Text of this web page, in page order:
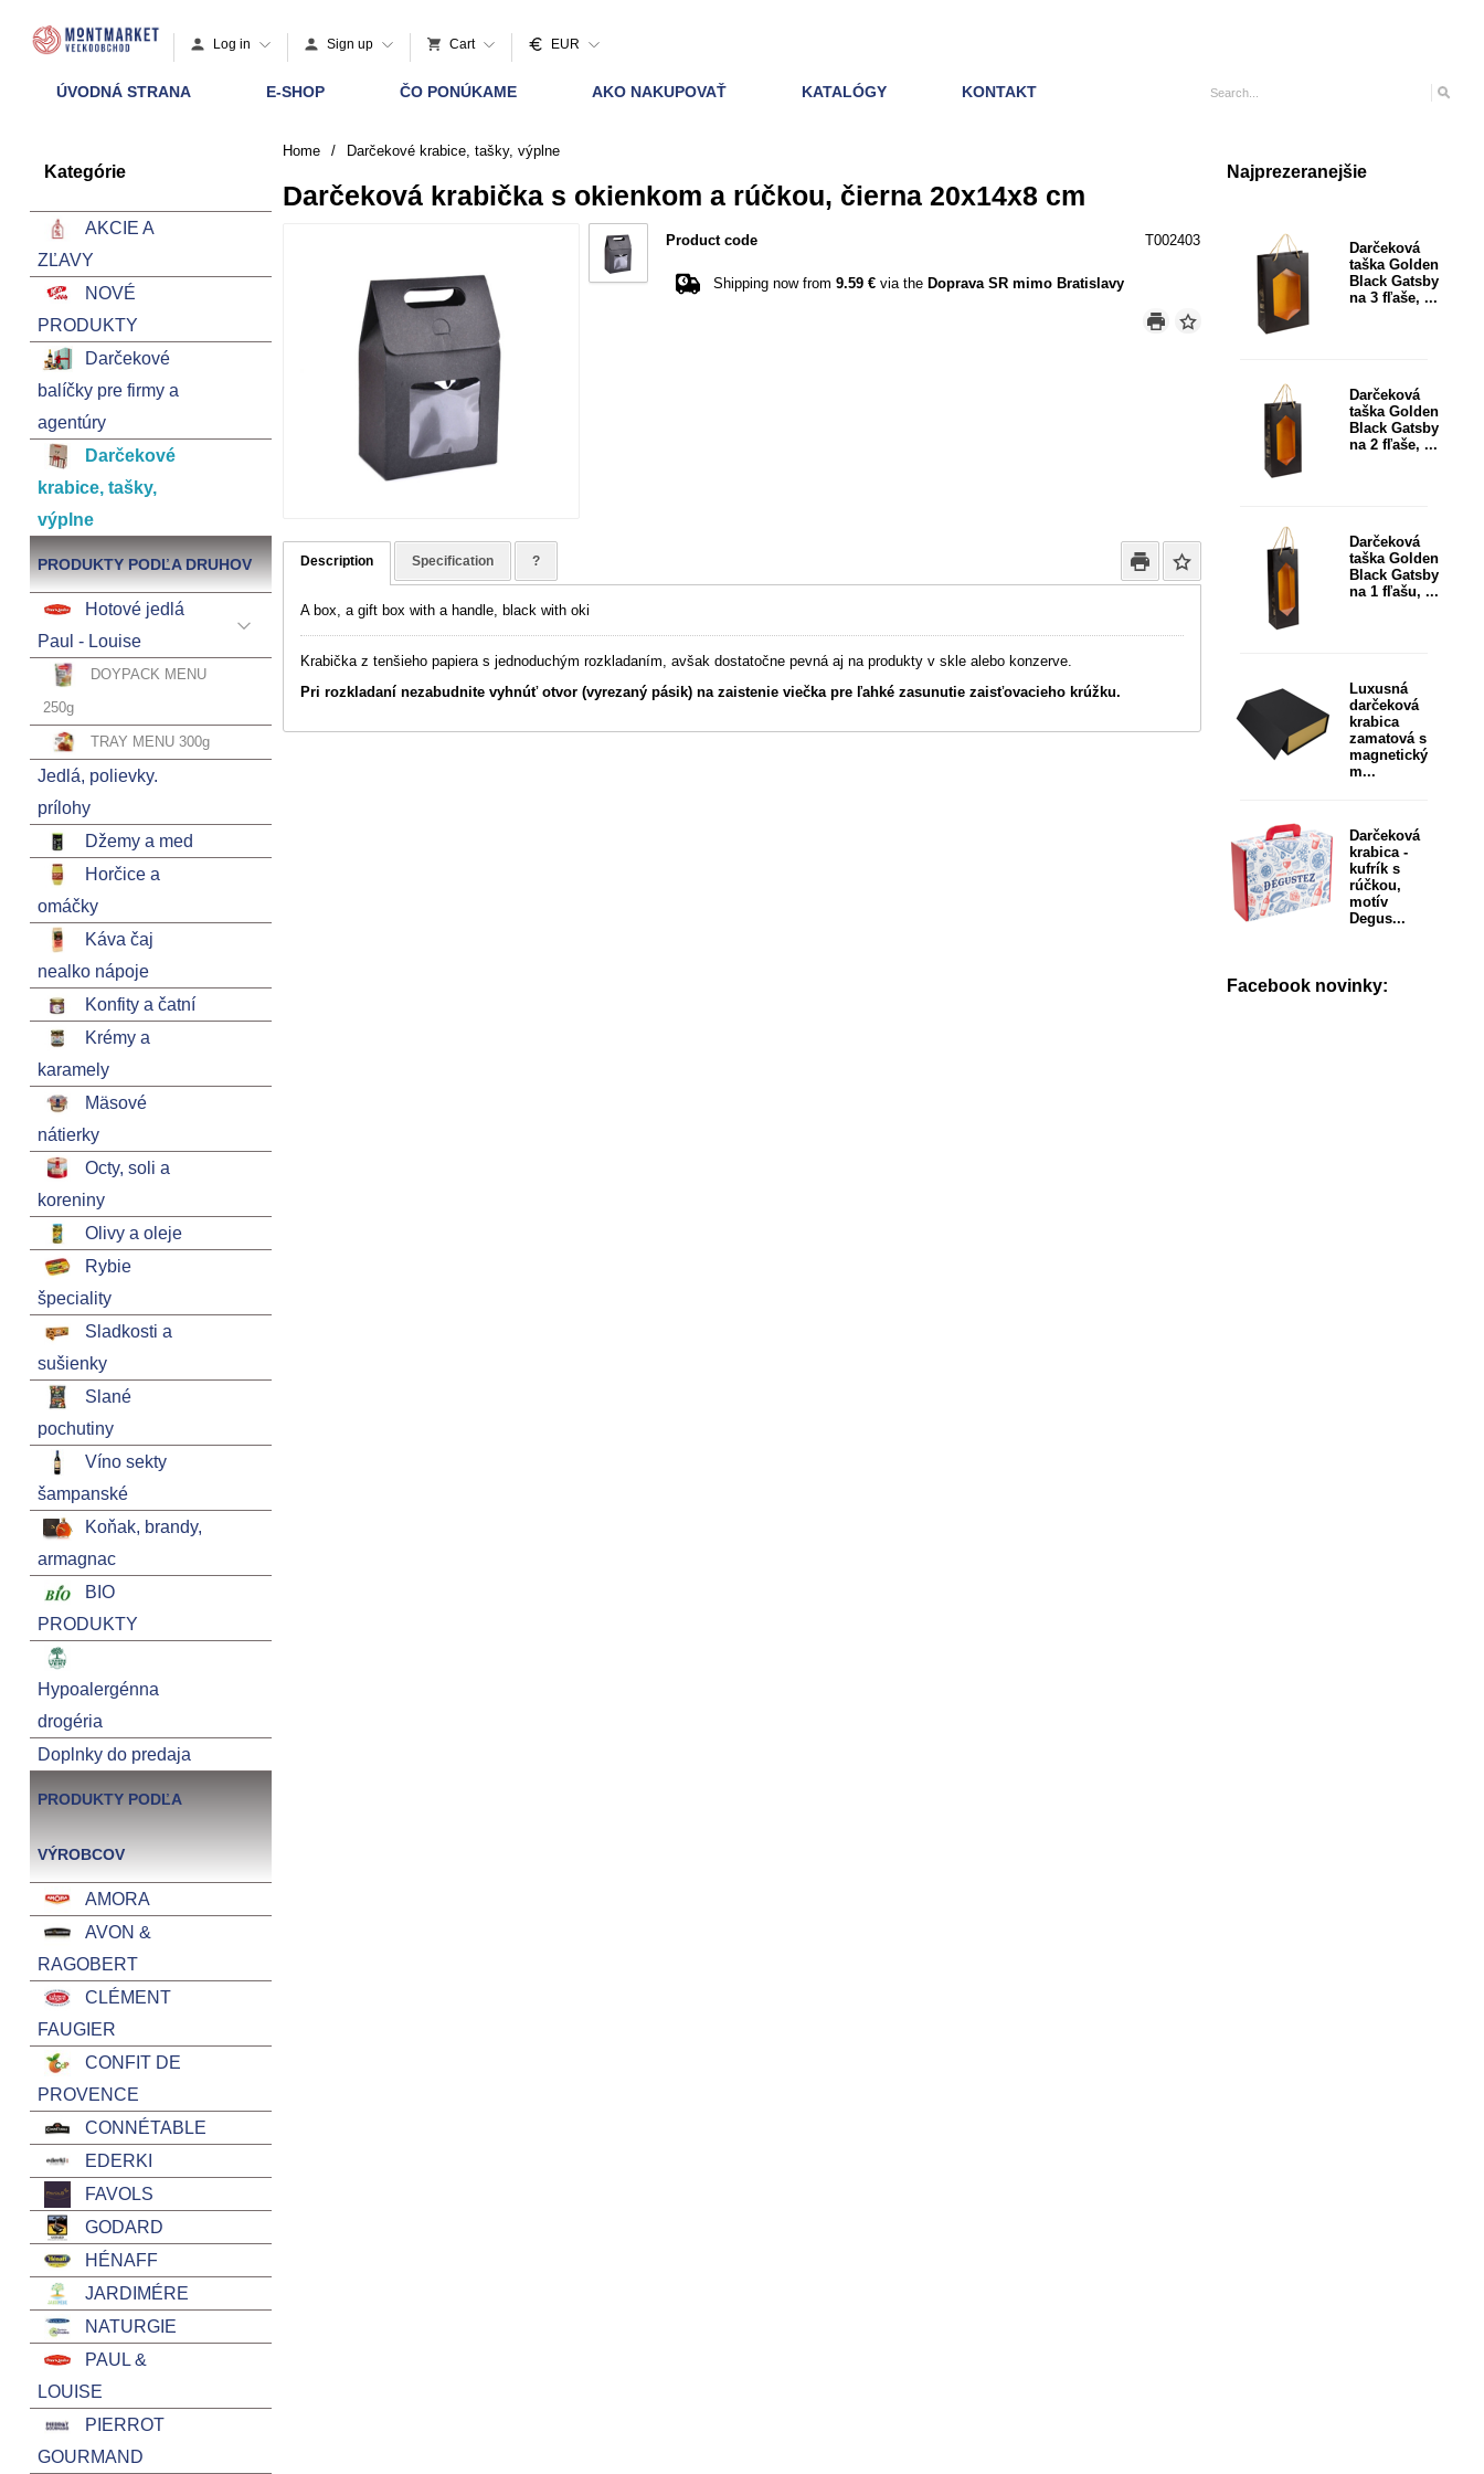
Log in Sign up Cart EUR
ÚVODNÁ STRANA E-SHOP ČO PONÚKAME AKO NAKUPOVAŤ KATALÓGY KONTAKT
Kategórie
AKCIE A
ZĽAVY
NOVÉ
PRODUKTY
Darčekové
balíčky pre firmy a
agentúry
Darčekové
krabice, tašky,
výplne
PRODUKTY PODĽA DRUHOV
Hotové jedlá
Paul - Louise
DOYPACK MENU
250g
TRAY MENU 300g
Jedlá, polievky.
prílohy
Džemy a med
Horčice a
omáčky
Káva čaj
nealko nápoje
Konfity a čatní
Krémy a
karamely
Mäsové
nátierky
Octy, soli a
koreniny
Olivy a oleje
Rybie
špeciality
Sladkosti a
sušienky
Slané
pochutiny
Víno sekty
šampanské
Koňak, brandy,
armagnac
BIO
PRODUKTY
Hypoalergénna
drogéria
Doplnky do predaja
PRODUKTY PODĽA
VÝROBCOV
AMORA
AVON &
RAGOBERT
CLÉMENT
FAUGIER
CONFIT DE
PROVENCE
CONNÉTABLE
EDERKI
FAVOLS
GODARD
HÉNAFF
JARDIMÉRE
NATURGIE
PAUL &
LOUISE
PIERROT
GOURMAND
Najprezeranejšie
Darčeková
taška Golden
Black Gatsby
na 3 fľaše, ...
Darčeková
taška Golden
Black Gatsby
na 2 fľaše, ...
Darčeková
taška Golden
Black Gatsby
na 1 fľašu, ...
Luxusná
darčeková
krabica
zamatová s
magnetický
m...
Darčeková
krabica -
kufrík s
rúčkou,
motív
Degus...
Facebook novinky:
Home / Darčekové krabice, tašky, výplne
Darčeková krabička s okienkom a rúčkou, čierna 20x14x8 cm
Product code T002403
Shipping now from 9.59 €via the Doprava SR mimo Bratislavy
Description Specification ?
A box, a gift box with a handle, black with oki
Krabička z tenšieho papiera s jednoduchým rozkladaním, avšak dostatočne pevná aj na produkty v skle alebo konzerve.
Pri rozkladaní nezabudnite vyhnúť otvor (vyrezaný pásik) na zaistenie viečka pre ľahké zasunutie zaisťovacieho krúžku.